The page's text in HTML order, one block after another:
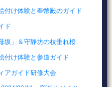
け体験と奉幣殿のガイド
ド
」＆守静坊の枝垂れ桜
け体験と参道ガイド
アガイド研修大会